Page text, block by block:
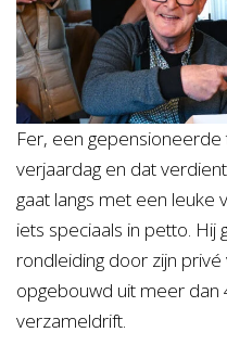
Fer, een
verjaardag en dat
gaat langs met een leuke
iets speciaals in petto.
rondleiding door zijn
opgebouwd uit meer dan
verzameldrift.